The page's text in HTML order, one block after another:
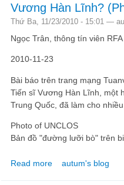
Vương Hàn Lĩnh?
Thứ Ba, 11/23/2010 - 15:01 —
Ngọc Trân, thông tín viên RFA
2010-11-23
Bài báo trên trang mạng
Tiến sĩ Vương Hàn Lĩnh, một
Trung Quốc, đã làm cho
Photo of UNCLOS
Bản đồ "đường lưỡi bò" trên
Read more about Các nhà sử
autum's blog